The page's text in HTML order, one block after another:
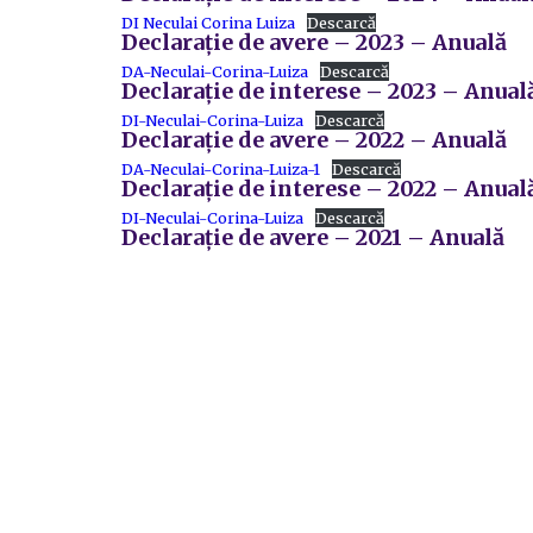
DI Neculai Corina Luiza Descarcă
Declarație de avere – 2023 – Anuală
DA-Neculai-Corina-Luiza Descarcă
Declarație de interese – 2023 –
DI-Neculai-Corina-Luiza Descarcă
Declarație de avere – 2022 – Anuală
DA-Neculai-Corina-Luiza-1 Descarcă
Declarație de interese – 2022 –
DI-Neculai-Corina-Luiza Descarcă
Declarație de avere – 2021 – Anuală